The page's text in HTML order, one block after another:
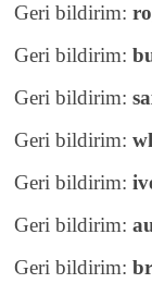
Geri bildirim:
Geri bildirim:
Geri bildirim:
Geri bildirim:
Geri bildirim:
Geri bildirim:
Geri bildirim: